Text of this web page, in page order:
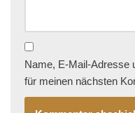
Name, E-Mail-Adresse
für meinen nächsten